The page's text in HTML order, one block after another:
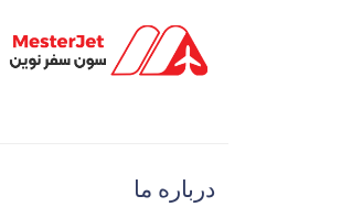
درباره ما